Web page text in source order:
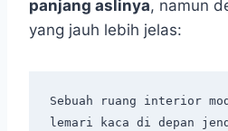
panjang aslinya, namun
yang jauh lebih jelas:
Sebuah ruang interior
lemari kaca di depan